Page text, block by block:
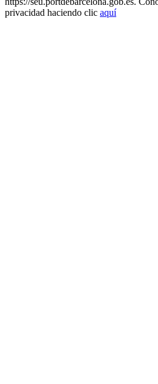
privacidad haciendo clic aquí